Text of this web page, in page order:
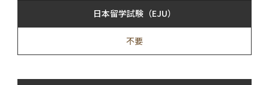
日本留学試験（EJU）
不要